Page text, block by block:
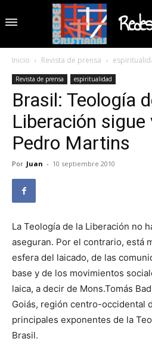
Inicio Revista de prensa
Revista de prensa espiritualidad
Brasil: Teología
Liberación
Pedro Martins
Por Juan - 10 septiembre 2010
La Teología de la Liberación no
aseguran. Por el contrario, está
esfera del laicado, de las
base y de los movimientos
laica, a decir de Mons.Tomás
Goiás, región centro-occidental
principales exponentes de la
Brasil.